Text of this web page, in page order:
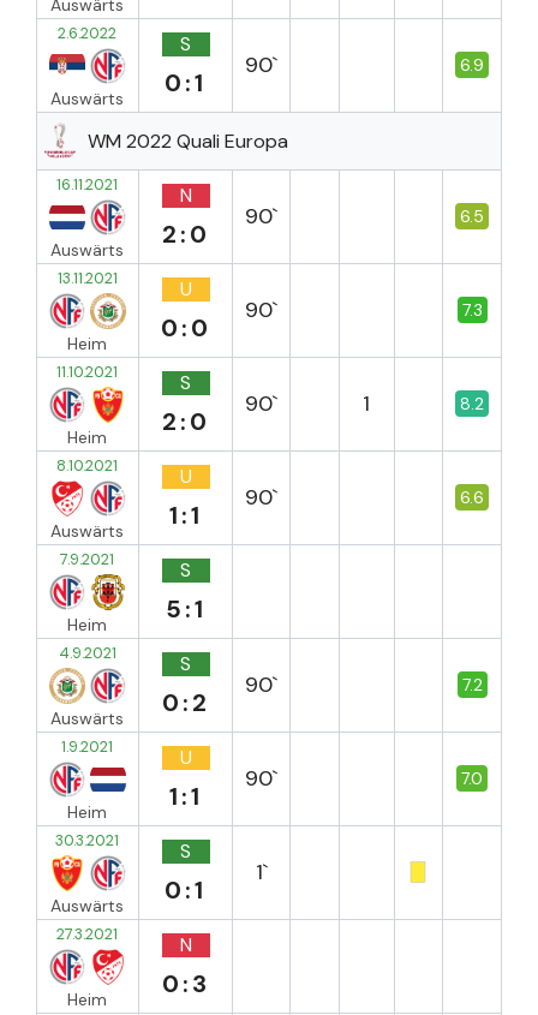
Auswärts
2.6.2022
Auswärts
S
0:1
90` 6.9
WM 2022 Quali Europa
16.11.2021
Auswärts
N
2:0
90` 6.5
13.11.2021
Heim
U
0:0
90` 7.3
11.10.2021
Heim
S
2:0
90` 1 8.2
8.10.2021
Auswärts
U
1:1
90` 6.6
7.9.2021
Heim
S
5:1
4.9.2021
Auswärts
S
0:2
90` 7.2
1.9.2021
Heim
U
1:1
90` 7.0
30.3.2021
Auswärts
S
0:1
1`
27.3.2021
Heim
N
0:3